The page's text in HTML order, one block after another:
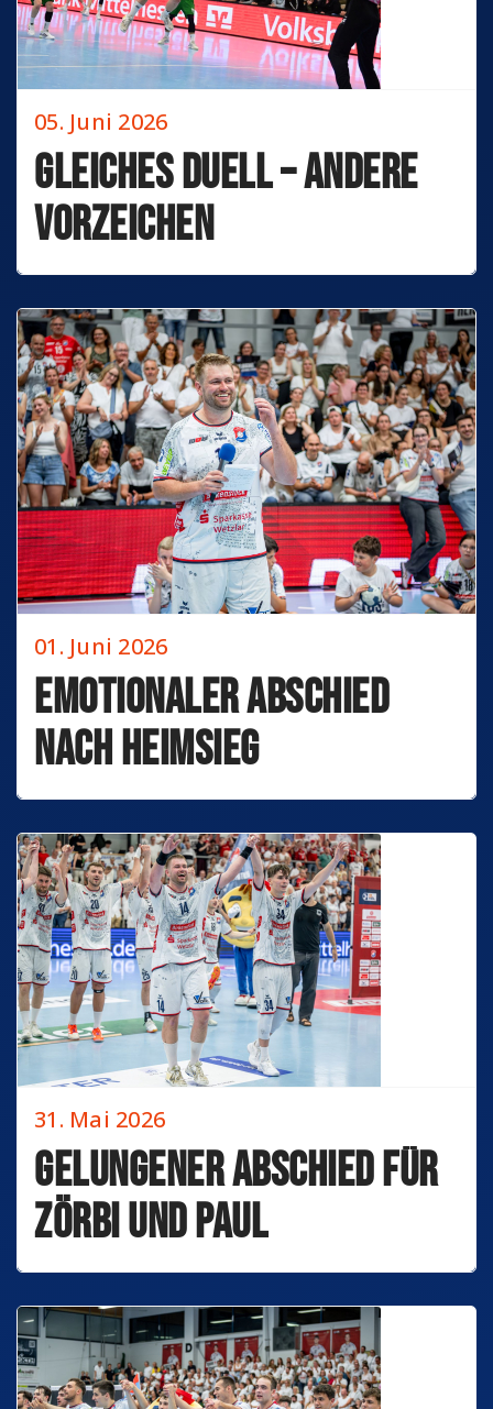
Gleiches Duell – andere
Vorzeichen
05. Juni 2026
Emotionaler Abschied
nach Heimsieg
01. Juni 2026
Gelungener Abschied für
Zörbi und Paul
31. Mai 2026